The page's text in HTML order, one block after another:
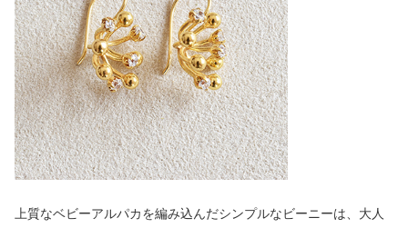
上質なベビーアルパカを編み込んだシンプルなビーニーは、大人